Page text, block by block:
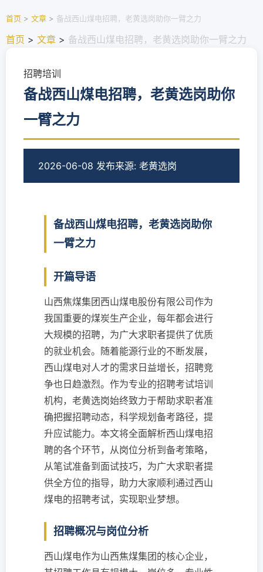
首页 > 文章 > 备战西山煤电招聘，老黄选岗助你一臂之力
首页 > 文章 > 备战西山煤电招聘，老黄选岗助你一臂之力
招聘培训
备战西山煤电招聘，老黄选岗助你
一臂之力
2026-06-08 发布来源: 老黄选岗
备战西山煤电招聘，老黄选岗助你
一臂之力
开篇导语
山西焦煤集团西山煤电股份有限公司作为
我国重要的煤炭生产企业，每年都会进行
大规模的招聘，为广大求职者提供了优质
的就业机会。随着能源行业的不断发展，
西山煤电对人才的需求日益增长，招聘竞
争也日趋激烈。作为专业的招聘考试培训
机构，老黄选岗始终致力于帮助求职者准
确把握招聘动态，科学规划备考路径，提
升应试能力。本文将全面解析西山煤电招
聘的各个环节，从岗位分析到备考策略，
从笔试准备到面试技巧，为广大求职者提
供全方位的指导，助力大家顺利通过西山
煤电的招聘考试，实现职业梦想。
招聘概况与岗位分析
西山煤电作为山西焦煤集团的核心企业，